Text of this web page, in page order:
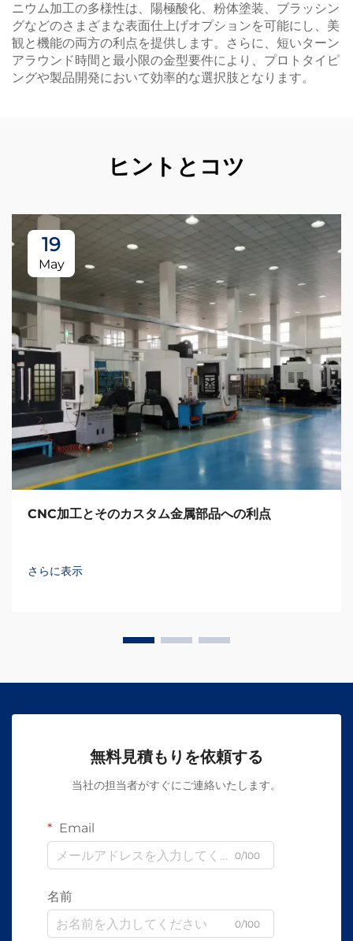
ニウム加工の多様性は、陽極酸化、粉体塗装、ブラッシン
グなどのさまざまな表面仕上げオプションを可能にし、美
観と機能の両方の利点を提供します。さらに、短いターン
アラウンド時間と最小限の金型要件により、プロトタイピ
ングや製品開発において効率的な選択肢となります。
ヒントとコツ
19
May
CNC加工とそのカスタム金属部品への利点
さらに表示
無料見積もりを依頼する
当社の担当者がすぐにご連絡いたします。
Email
0/100
名前
0/100